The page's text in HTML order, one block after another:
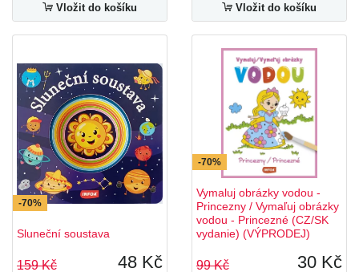
Vložit do košíku Vložit do košíku
-70%
Sluneční soustava
159 Kč 48 Kč
-70%
Vymaluj obrázky vodou -
Princezny / Vymaľuj obrázky
vodou - Princezné (CZ/SK
vydanie) (VÝPRODEJ)
99 Kč 30 Kč